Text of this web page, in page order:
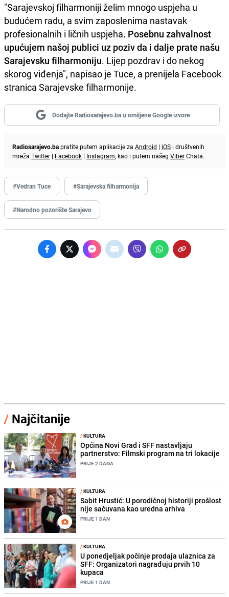
"Sarajevskoj filharmoniji želim mnogo uspjeha u
budućem radu, a svim zaposlenima nastavak
profesionalnih i ličnih uspjeha. Posebnu zahvalnost
upućujem našoj publici uz poziv da i dalje prate našu
Sarajevsku filharmoniju. Lijep pozdrav i do nekog
skorog viđenja", napisao je Tuce, a prenijela Facebook
stranica Sarajevske filharmonije.
Dodajte Radiosarajevo.ba u omiljene Google izvore
Radiosarajevo.bapratite putem aplikacije za Android | iOS i društvenih
mreža Twitter | Facebook | Instagram, kao i putem našeg ViberChata.
#Vedran Tuce #Sarajevska filharmonija
#Narodno pozorište Sarajevo
/ Najčitanije
/KULTURA
Općina Novi Grad i SFF nastavljaju
partnerstvo: Filmski program na tri lokacije
PRIJE 2 DANA
/KULTURA
Sabit Hrustić: U porodičnoj historiji prošlost
nije sačuvana kao uredna arhiva
PRIJE 1 DAN
/KULTURA
U ponedjeljak počinje prodaja ulaznica za
SFF: Organizatori nagrađuju prvih 10
kupaca
PRIJE 1 DAN